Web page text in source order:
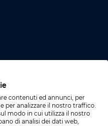
contenuti ed annunci, per
per analizzare il nostro traffico.
modo in cui utilizza il nostro
di analisi dei dati web,